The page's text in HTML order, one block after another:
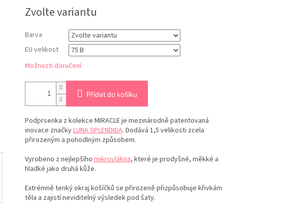
cena:
Zvolte variantu
Barva
EU velikost
Možnosti doručení
Přidat do košíku
Podprsenka z kolekce MIRACLE je mezinárodně patentovaná
inovace značkyLUNA SPLENDIDA. Dodává 1,5 velikosti zcela
přirozeným a pohodlným způsobem.
Vyrobeno z nejlepšíhomikrovlákna, které je prodyšné, měkké a
hladké jako druhá kůže.
Extrémně tenký okraj košíčků se přirozeně přizpůsobuje křivkám
těla a zajistí neviditelný výsledek pod šaty.